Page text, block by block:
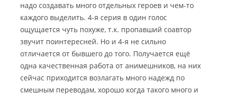
надо создавать много отдельных героев и чем-то
каждого выделить. 4-я серия в один голос
ощущается чуть похуже, т.к. пропавший соавтор
звучит поинтересней. Но и 4-я не сильно
отличается от бывшего до того. Получается ещё
одна качественная работа от анимешников, на них
сейчас приходится возлагать много надежд по
смешным переводам, хорошо когда такого много и